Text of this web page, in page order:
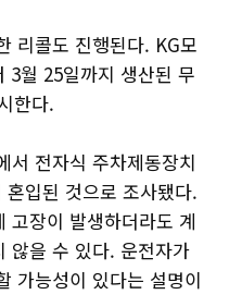
리콜도 진행된다. KG모
3월 25일까지 생산된 무
한다.
서 전자식 주차제동장치
입된 것으로 조사됐다.
고장이 발생하더라도 계
않을 수 있다. 운전자가
가능성이 있다는 설명이